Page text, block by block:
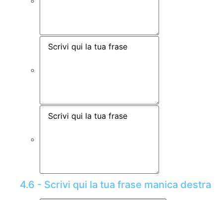
4.6 - Scrivi qui la tua frase manica destra